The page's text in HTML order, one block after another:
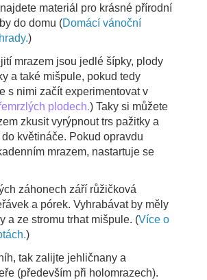
materiál pro krásné přírodní
do domu (Domácí vánoční
)
mrazem jsou jedlé šípky, plody
a také mišpule, pokud tedy
s nimi začít experimentovat v
plodech.) Taky si můžete
zkusit vyrýpnout trs pažitky a
květináče. Pokud opravdu
mrazem, nastartuje se
záhonech září růžičková
a pórek. Vyhrabávat by měly
a ze stromu trhat mišpule. (Více o
)
tak zalijte jehličnany a
(především při holomrazech).